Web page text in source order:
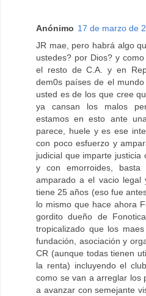
Anónimo 17 de marzo de
JR mae, pero habrá algo
ustedes? por Dios? y
el resto de C.A. y en
dem0s países de el
usted es de los que cree
ya cansan los malos
estamos en esto ante
parece, huele y es ese
con poco esfuerzo y
judicial que imparte justicia
y con emorroides,
amparado a el vacio legal
tiene 25 años (eso fue
lo mismo que hace ahora
gordito dueño de
tropicalizado que los
fundación, asociación y
CR (aunque todas tienen
la renta) incluyendo el
como se van a arreglar los
a avanzar con semejante